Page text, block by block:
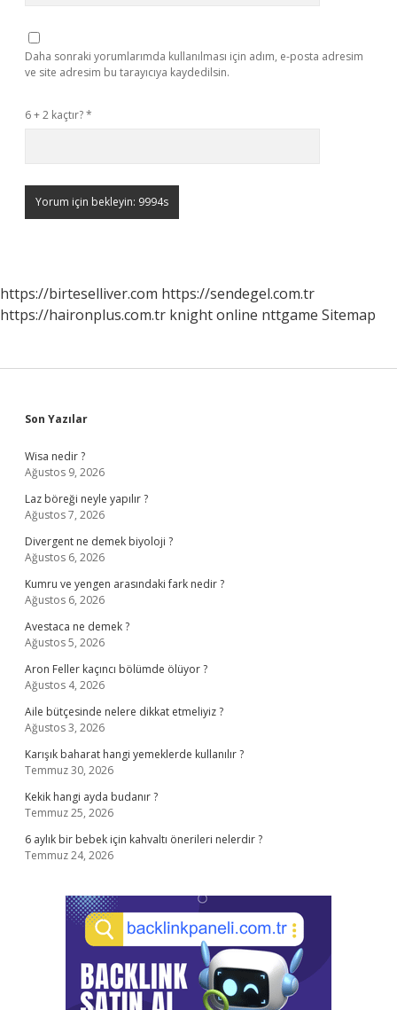
Daha sonraki yorumlarımda kullanılması için adım, e-posta adresim
ve site adresim bu tarayıcıya kaydedilsin.
6 + 2 kaçtır?*
https://birteselliver.com https://sendegel.com.tr
https://haironplus.com.tr knight online nttgame Sitemap
Sidebar
Son Yazılar
Wisa nedir ?
Ağustos 9, 2026
Laz böreği neyle yapılır ?
Ağustos 7, 2026
Divergent ne demek biyoloji ?
Ağustos 6, 2026
Kumru ve yengen arasındaki fark nedir ?
Ağustos 6, 2026
Avestaca ne demek ?
Ağustos 5, 2026
Aron Feller kaçıncı bölümde ölüyor ?
Ağustos 4, 2026
Aile bütçesinde nelere dikkat etmeliyiz ?
Ağustos 3, 2026
Karışık baharat hangi yemeklerde kullanılır ?
Temmuz 30, 2026
Kekik hangi ayda budanır ?
Temmuz 25, 2026
6 aylık bir bebek için kahvaltı önerileri nelerdir ?
Temmuz 24, 2026